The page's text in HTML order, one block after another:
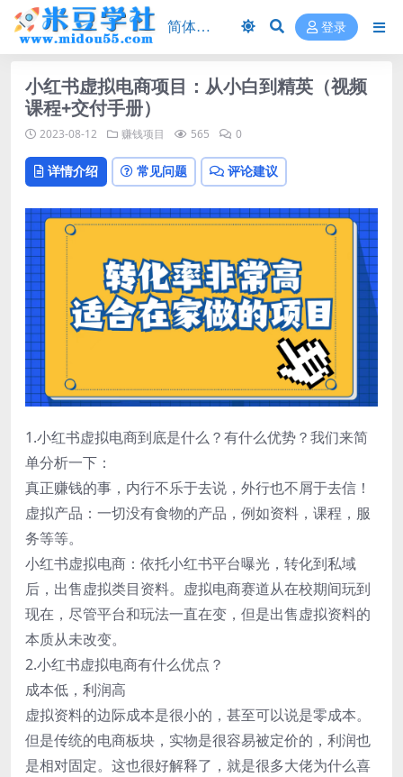
登录
小红书虚拟电商项目：从小白到精英（视频
课程+交付手册）
2023-08-12 赚钱项目 565 0
详情介绍 常见问题 评论建议
1.小红书虚拟电商到底是什么？有什么优势？我们来简
单分析一下：
真正赚钱的事，内行不乐于去说，外行也不屑于去信！
虚拟产品：一切没有食物的产品，例如资料，课程，服
务等等。
小红书虚拟电商：依托小红书平台曝光，转化到私域
后，出售虚拟类目资料。虚拟电商赛道从在校期间玩到
现在，尽管平台和玩法一直在变，但是出售虚拟资料的
本质从未改变。
2.小红书虚拟电商有什么优点？
成本低，利润高
虚拟资料的边际成本是很小的，甚至可以说是零成本。
但是传统的电商板块，实物是很容易被定价的，利润也
是相对固定。这也很好解释了，就是很多大佬为什么喜